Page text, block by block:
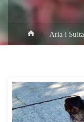
Strona
główna
Aria i Suita